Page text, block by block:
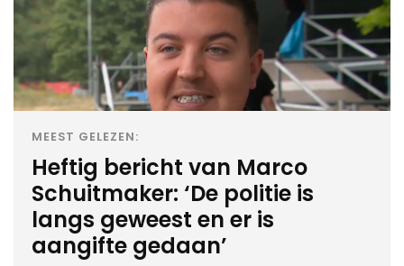
MEEST GELEZEN:
Heftig bericht van Marco
Schuitmaker: ‘De politie is
langs geweest en er is
aangifte gedaan’